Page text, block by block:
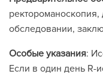
обследовании,
Особые указания:
Если в один день R-